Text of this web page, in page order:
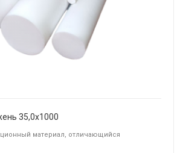
35,0х1000
материал, отличающийся